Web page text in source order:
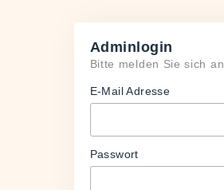
Adminlogin
Bitte melden Sie sich an.
E-Mail Adresse
Passwort